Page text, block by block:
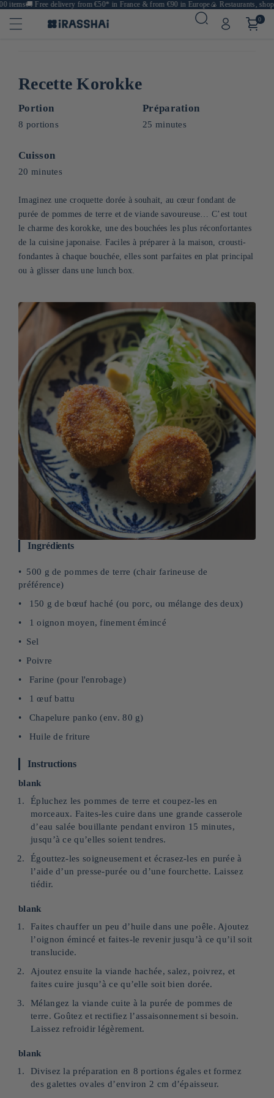
items🚚Free delivery from €50* in France & from €90 in Europe🍙 Restaurants, shops
0
Recette Korokke
Portion
8 portions
Préparation
25 minutes
Cuisson
20 minutes
Imaginez une croquette dorée à souhait, au cœur fondant de
purée de pommes de terre et de viande savoureuse… C’est tout
le charme des korokke, une des bouchées les plus réconfortantes
de la cuisine japonaise. Faciles à préparer à la maison, crousti-
fondantes à chaque bouchée, elles sont parfaites en plat principal
ou à glisser dans une lunch box.
Ingrédients
500 g de pommes de terre (chair farineuse de
préférence)
150 g de bœuf haché (ou porc, ou mélange des deux)
1 oignon moyen, finement émincé
Sel
Poivre
Farine (pour l'enrobage)
1 œuf battu
Chapelure panko (env. 80 g)
Huile de friture
Instructions
blank
Épluchez les pommes de terre et coupez-les en
morceaux. Faites-les cuire dans une grande casserole
d’eau salée bouillante pendant environ 15 minutes,
jusqu’à ce qu’elles soient tendres.
Égouttez-les soigneusement et écrasez-les en purée à
l’aide d’un presse-purée ou d’une fourchette. Laissez
tiédir.
blank
Faites chauffer un peu d’huile dans une poêle. Ajoutez
l’oignon émincé et faites-le revenir jusqu’à ce qu’il soit
translucide.
Ajoutez ensuite la viande hachée, salez, poivrez, et
faites cuire jusqu’à ce qu’elle soit bien dorée.
Mélangez la viande cuite à la purée de pommes de
terre. Goûtez et rectifiez l’assaisonnement si besoin.
Laissez refroidir légèrement.
blank
Divisez la préparation en 8 portions égales et formez
des galettes ovales d’environ 2 cm d’épaisseur.